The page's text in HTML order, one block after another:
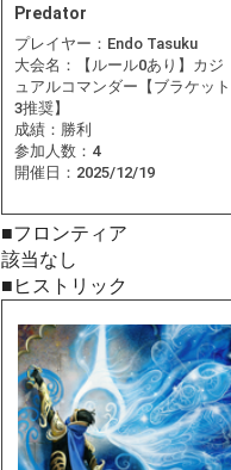
Predator
プレイヤー： Endo Tasuku
大会名：
【ルール0あり】カジ
ュアルコマンダー【ブラケット
3推奨】
成績： 勝利
参加人数： 4
開催日： 2025/12/19
■フロンティア
該当なし
■ヒストリック